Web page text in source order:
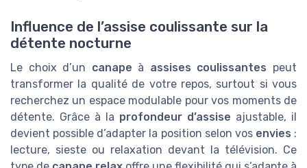
Influence de l’assise coulissante sur la
détente nocturne
Le choix d’un canape à assises coulissantes peut
transformer la qualité de votre repos, surtout si vous
recherchez un espace modulable pour vos moments de
détente. Grâce à la profondeur d’assise ajustable, il
devient possible d’adapter la position selon vos envies :
lecture, sieste ou relaxation devant la télévision. Ce